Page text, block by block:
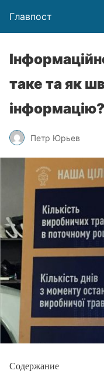
Главпост
таке та як
інформацію?
Петр Юрьев
Содержание